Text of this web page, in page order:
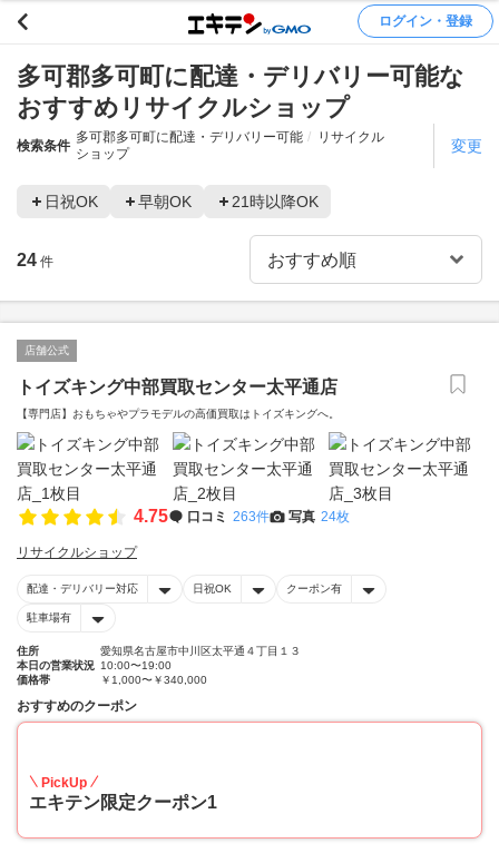
ログイン・登録
多可郡多可町に配達・デリバリー可能な
おすすめリサイクルショップ
検索条件
多可郡多可町に配達・デリバリー可能
リサイクル
ショップ
変更
日祝OK 早朝OK 21時以降OK
24 件
店舗公式
トイズキング中部買取センター太平通店
【専門店】おもちゃやプラモデルの高価買取はトイズキングへ。‎
4.75 口コミ 263件 写真 24枚
リサイクルショップ
配達・デリバリー対応 日祝OK クーポン有
駐車場有
住所
愛知県名古屋市中川区太平通４丁目１３
本日の営業状況 10:00〜19:00
価格帯
￥1,000〜￥340,000
おすすめのクーポン
PickUp
エキテン限定クーポン1